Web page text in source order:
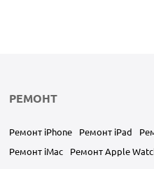
РЕМОНТ
Ремонт iPhone Ремонт iPad
Ремонт iMac
Ремонт Apple